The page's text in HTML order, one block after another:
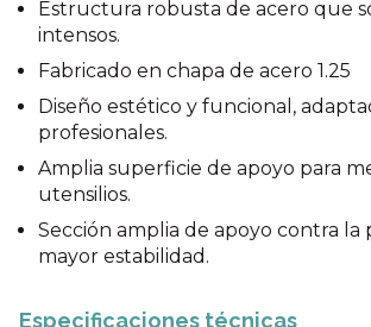
Estructura robusta de acero que
intensos.
Fabricado en chapa de acero 1.25
Diseño estético y funcional,
profesionales.
Amplia superficie de apoyo para
utensilios.
Sección amplia de apoyo contra la
mayor estabilidad.
Especificaciones técnicas